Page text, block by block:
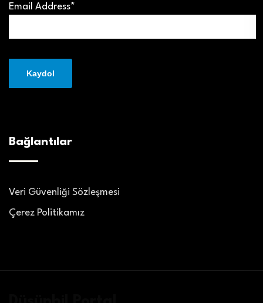
Email Address*
Bağlantılar
Veri Güvenliği Sözleşmesi
Çerez Politikamız